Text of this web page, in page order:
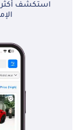
الساعة 10:00 صباحًا
شركة رائدة في
السيارات في دولة
المتحدة، متخصصة